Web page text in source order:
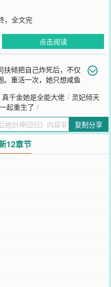
，全文完
点击阅读
扶倾把自己炸死后，不仅
。重活一次，她只想咸鱼
收拾。司扶倾捏了捏手腕，动
：今天我能站在这里，多亏了
极，我自愧不如。黑粉：姐姐求
扶倾拿下第13枚金牌，等一个退
名，杀伐果断。他完美强大，胸
，无妻无妾，无子无孙，是无数
眼，来到了1500年后。这一
不久后胤皇身份曝光，司扶倾得
种事迹，她敬佩万分，只想——
扶倾：？？我一心为国争光而
一点：）·全能颜巅女神×杀伐
1v1
真千金她是全能大佬 / 灵妃倾天
起重生了 /
复制分享
12章节